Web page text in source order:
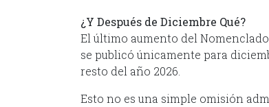
¿Y Después de Diciembre Qué?
El último aumento del
se publicó únicamente para
resto del año 2026.
Esto no es una simple omisión